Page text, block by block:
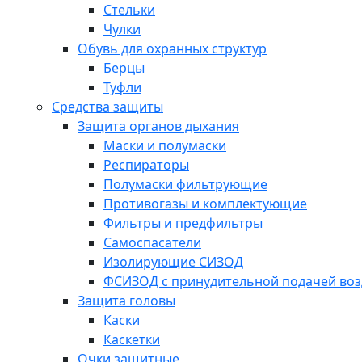
Стельки
Чулки
Обувь для охранных структур
Берцы
Туфли
Средства защиты
Защита органов дыхания
Маски и полумаски
Респираторы
Полумаски фильтрующие
Противогазы и комплектующие
Фильтры и предфильтры
Самоспасатели
Изолирующие СИЗОД
ФСИЗОД с принудительной подачей
Защита головы
Каски
Каскетки